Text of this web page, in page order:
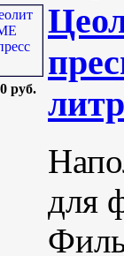
руб.
литр
для